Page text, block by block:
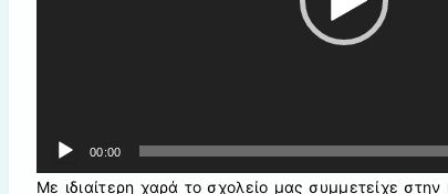
00:00
Με ιδιαίτερη χαρά το σχολείο μας συμμετείχε στην